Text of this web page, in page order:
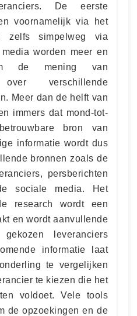
De eerste
voornamelijk via het
zelfs simpelweg via
worden meer en
de mening van
over verschillende
Meer dan de helft van
immers dat mond-tot-
bron van
informatie wordt dus
bronnen zoals de
persberichten
sociale media. Het
research wordt een
en wordt aanvullende
leveranciers
informatie laat
te vergelijken
te kiezen die het
voldoet. Vele tools
de opzoekingen en de